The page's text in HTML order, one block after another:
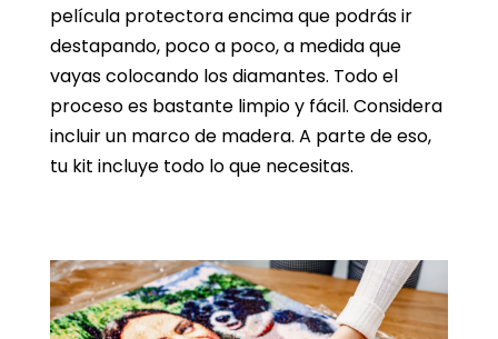
película protectora encima que podrás ir
destapando, poco a poco, a medida que
vayas colocando los diamantes. Todo el
proceso es bastante limpio y fácil. Considera
incluir un marco de madera. A parte de eso,
tu kit incluye todo lo que necesitas.